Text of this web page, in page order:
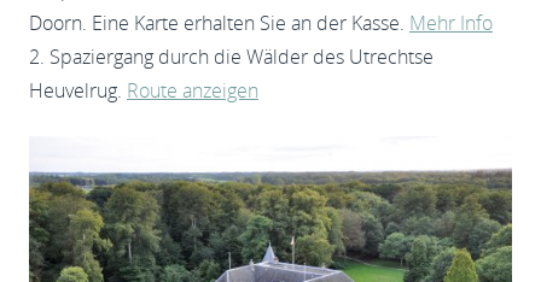
Doorn. Eine Karte erhalten Sie an der Kasse. Mehr Info
2. Spaziergang durch die Wälder des Utrechtse
Heuvelrug. Route anzeigen